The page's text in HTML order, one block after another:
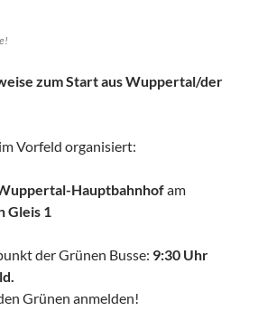
zum Start aus Wuppertal/der
Vorfeld organisiert:
Hauptbahnhofam
Gleis 1
der Grünen Busse: 9:30 Uhr
Grünen anmelden!